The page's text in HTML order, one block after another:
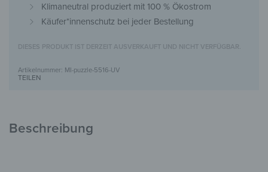
Klimaneutral produziert mit 100 % Ökostrom
Käufer*innenschutz bei jeder Bestellung
DIESES PRODUKT IST DERZEIT AUSVERKAUFT UND NICHT VERFÜGBAR.
MI-puzzle-5516-UV
TEILEN
Beschreibung